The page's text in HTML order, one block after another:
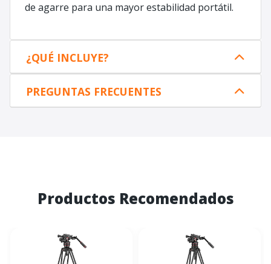
de agarre para una mayor estabilidad portátil.
¿QUÉ INCLUYE?
PREGUNTAS FRECUENTES
Productos Recomendados